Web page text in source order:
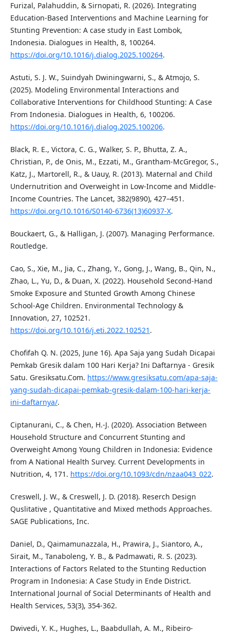
Furizal, Palahuddin, & Sirnopati, R. (2026). Integrating
Education-Based Interventions and Machine Learning for
Stunting Prevention: A case study in East Lombok,
Indonesia. Dialogues in Health, 8, 100264.
https://doi.org/10.1016/j.dialog.2025.100264.
Astuti, S. J. W., Suindyah Dwiningwarni, S., & Atmojo, S.
(2025). Modeling Environmental Interactions and
Collaborative Interventions for Childhood Stunting: A Case
From Indonesia. Dialogues in Health, 6, 100206.
https://doi.org/10.1016/j.dialog.2025.100206.
Black, R. E., Victora, C. G., Walker, S. P., Bhutta, Z. A.,
Christian, P., de Onis, M., Ezzati, M., Grantham-McGregor, S.,
Katz, J., Martorell, R., & Uauy, R. (2013). Maternal and Child
Undernutrition and Overweight in Low-Income and Middle-
Income Countries. The Lancet, 382(9890), 427–451.
https://doi.org/10.1016/S0140-6736(13)60937-X.
Bouckaert, G., & Halligan, J. (2007). Managing Performance.
Routledge.
Cao, S., Xie, M., Jia, C., Zhang, Y., Gong, J., Wang, B., Qin, N.,
Zhao, L., Yu, D., & Duan, X. (2022). Household Second-Hand
Smoke Exposure and Stunted Growth Among Chinese
School-Age Children. Environmental Technology &
Innovation, 27, 102521.
https://doi.org/10.1016/j.eti.2022.102521 .
Chofifah Q. N. (2025, June 16). Apa Saja yang Sudah Dicapai
Pemkab Gresik dalam 100 Hari Kerja? Ini Daftarnya - Gresik
Satu. Gresiksatu.Com. https://www.gresiksatu.com/apa-saja-
yang-sudah-dicapai-pemkab-gresik-dalam-100-hari-kerja-
ini-daftarnya/.
Ciptanurani, C., & Chen, H.-J. (2020). Association Between
Household Structure and Concurrent Stunting and
Overweight Among Young Children in Indonesia: Evidence
from A National Health Survey. Current Developments in
Nutrition, 4, 171. https://doi.org/10.1093/cdn/nzaa043_022.
Creswell, J. W., & Creswell, J. D. (2018). Reserch Design
Quslitative , Quantitative and Mixed methods Approaches.
SAGE Publications, Inc.
Daniel, D., Qaimamunazzala, H., Prawira, J., Siantoro, A.,
Sirait, M., Tanaboleng, Y. B., & Padmawati, R. S. (2023).
Interactions of Factors Related to the Stunting Reduction
Program in Indonesia: A Case Study in Ende District.
International Journal of Social Determinants of Health and
Health Services, 53(3), 354-362.
Dwivedi, Y. K., Hughes, L., Baabdullah, A. M., Ribeiro-